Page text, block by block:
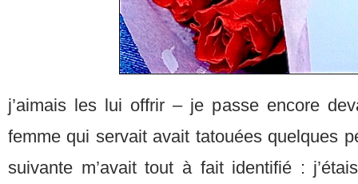
j’aimais les lui offrir – je passe encore
femme qui servait avait tatouées quelques
suivante m’avait tout à fait identifié :